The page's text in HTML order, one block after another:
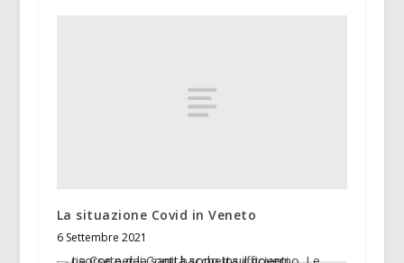
La situazione Covid in Veneto
6 Settembre 2021